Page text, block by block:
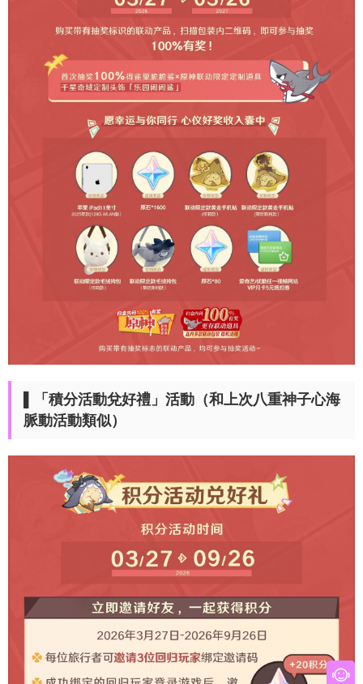
▌「積分活動兌好禮」活動（和上次八重神子心海
脈動活動類似）